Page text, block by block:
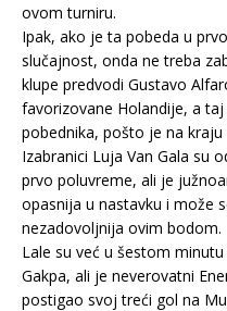
ovom turniru.
Ipak, ako je ta pobeda u
slučajnost, onda ne treba
klupe predvodi Gustavo
favorizovane Holandije, a
pobednika, pošto je na kraju
Izabranici Luja Van Gala su
prvo poluvreme, ali je
opasnija u nastavku i može
nezadovoljnija ovim bodom.
Lale su već u šestom
Gakpa, ali je neverovatni
postigao svoj treći gol na